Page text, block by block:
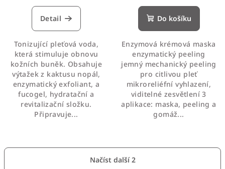
Detail
Tonizující pleťová voda,
která stimuluje obnovu
kožních buněk. Obsahuje
výtažek z kaktusu nopál,
enzymatický exfoliant, a
fucogel, hydratační a
revitalizační složku.
Připravuje...
hodnocení
produktu
z
5
hvězdiček.
Do košíku
Enzymová krémová maska
enzymatický peeling
jemný mechanický peeling
pro citlivou pleť
mikroreliéfní vyhlazení,
viditelné zesvětlení 3
aplikace: maska, peeling a
gomáž...
Načíst další 2